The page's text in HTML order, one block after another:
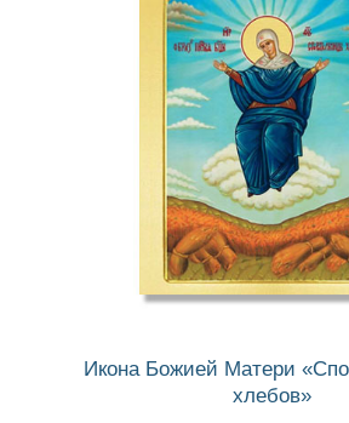
Икона Божией Матери
хлебов»